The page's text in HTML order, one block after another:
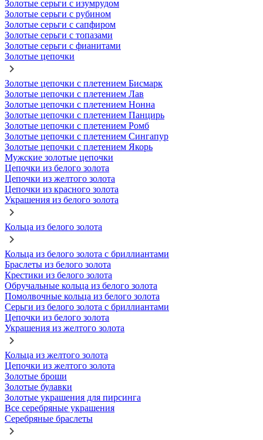
Золотые серьги с изумрудом
Золотые серьги с рубином
Золотые серьги с сапфиром
Золотые серьги с топазами
Золотые серьги с фианитами
Золотые цепочки
Золотые цепочки с плетением Бисмарк
Золотые цепочки с плетением Лав
Золотые цепочки с плетением Нонна
Золотые цепочки с плетением Панцирь
Золотые цепочки с плетением Ромб
Золотые цепочки с плетением Сингапур
Золотые цепочки с плетением Якорь
Мужские золотые цепочки
Цепочки из белого золота
Цепочки из желтого золота
Цепочки из красного золота
Украшения из белого золота
Кольца из белого золота
Кольца из белого золота с бриллиантами
Браслеты из белого золота
Крестики из белого золота
Обручальные кольца из белого золота
Помолвочные кольца из белого золота
Серьги из белого золота с бриллиантами
Цепочки из белого золота
Украшения из желтого золота
Кольца из желтого золота
Цепочки из желтого золота
Золотые броши
Золотые булавки
Золотые украшения для пирсинга
Все серебряные украшения
Серебряные браслеты